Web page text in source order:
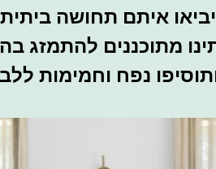
איתם תחושה
מתוכננים להתמזג
נפח וחמימות